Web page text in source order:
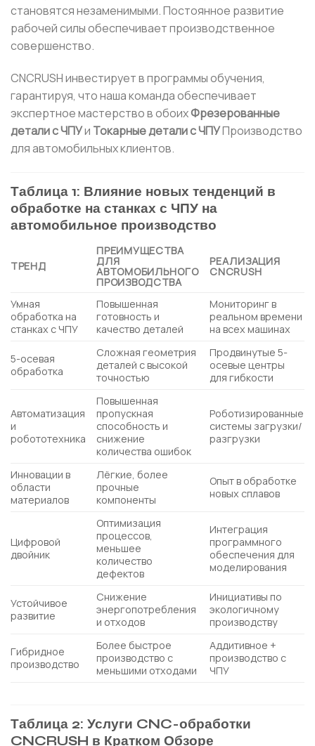
становятся незаменимыми. Постоянное развитие
рабочей силы обеспечивает производственное
совершенство.
CNCRUSH инвестирует в программы обучения,
гарантируя, что наша команда обеспечивает
экспертное мастерство в обоихФрезерованные
детали с ЧПУи Токарные детали с ЧПУПроизводство
для автомобильных клиентов.
Таблица 1: Влияние новых тенденций в
обработке на станках с ЧПУ на
автомобильное производство
ТРЕНД
ПРЕИМУЩЕСТВА
ДЛЯ
АВТОМОБИЛЬНОГО
ПРОИЗВОДСТВА
РЕАЛИЗАЦИЯ
CNCRUSH
Умная
обработка на
станках с ЧПУ
Повышенная
готовность и
качество деталей
Мониторинг в
реальном времени
на всех машинах
5-осевая
обработка
Сложная геометрия
деталей с высокой
точностью
Продвинутые 5-
осевые центры
для гибкости
Автоматизация
и
робототехника
Повышенная
пропускная
способность и
снижение
количества ошибок
Роботизированные
системы загрузки/
разгрузки
Инновации в
области
материалов
Лёгкие, более
прочные
компоненты
Опыт в обработке
новых сплавов
Цифровой
двойник
Оптимизация
процессов,
меньшее
количество
дефектов
Интеграция
программного
обеспечения для
моделирования
Устойчивое
развитие
Снижение
энергопотребления
и отходов
Инициативы по
экологичному
производству
Гибридное
производство
Более быстрое
производство с
меньшими отходами
Аддитивное +
производство с
ЧПУ
Таблица 2: Услуги CNC-обработки
CNCRUSH в Кратком Обзоре